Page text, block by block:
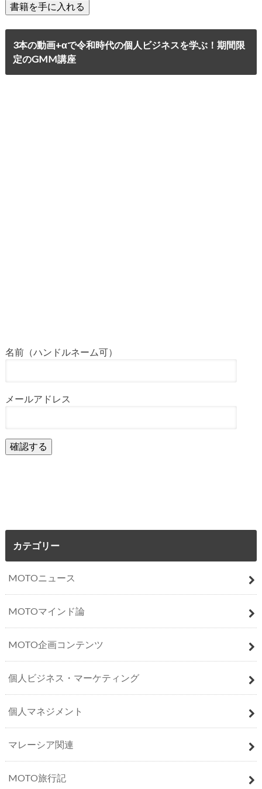
3本の動画+αで令和時代の個人ビジネスを学ぶ！期間限
定のGMM講座
名前（ハンドルネーム可）
メールアドレス
カテゴリー
MOTOニュース
MOTOマインド論
MOTO企画コンテンツ
個人ビジネス・マーケティング
個人マネジメント
マレーシア関連
MOTO旅行記